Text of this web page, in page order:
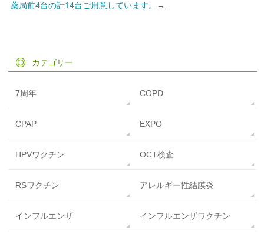
薬局前4台の計14台ご用意しています。→
カテゴリー
7周年 COPD
CPAP EXPO
HPVワクチン OCT検査
RSワクチン アレルギー性結膜炎
インフルエンザ インフルエンザワクチン